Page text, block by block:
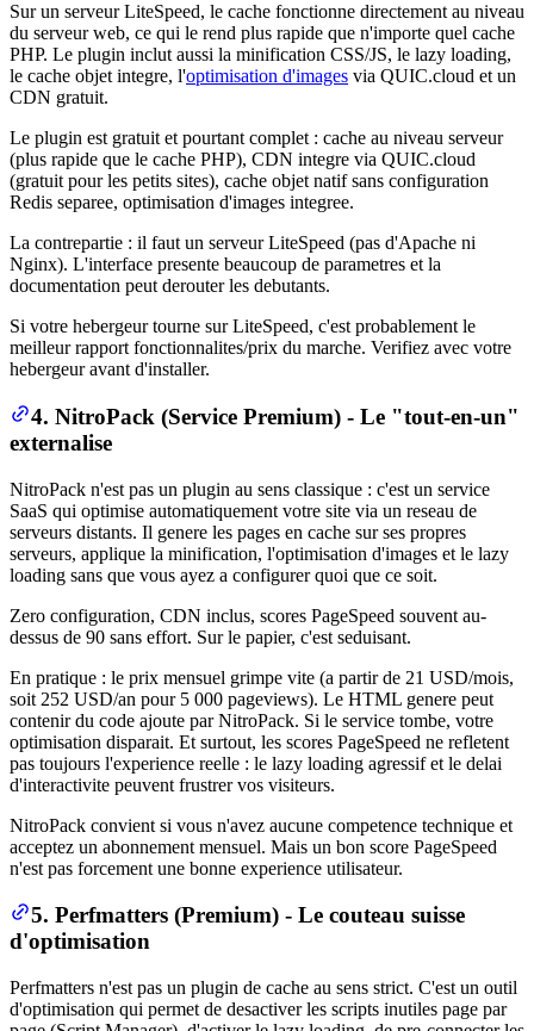
Sur un serveur LiteSpeed, le cache fonctionne directement au niveau
du serveur web, ce qui le rend plus rapide que n'importe quel cache
PHP. Le plugin inclut aussi la minification CSS/JS, le lazy loading,
le cache objet integre, l'optimisation d'images via QUIC.cloud et un
CDN gratuit.
Le plugin est gratuit et pourtant complet : cache au niveau serveur
(plus rapide que le cache PHP), CDN integre via QUIC.cloud
(gratuit pour les petits sites), cache objet natif sans configuration
Redis separee, optimisation d'images integree.
La contrepartie : il faut un serveur LiteSpeed (pas d'Apache ni
Nginx). L'interface presente beaucoup de parametres et la
documentation peut derouter les debutants.
Si votre hebergeur tourne sur LiteSpeed, c'est probablement le
meilleur rapport fonctionnalites/prix du marche. Verifiez avec votre
hebergeur avant d'installer.
4. NitroPack (Service Premium) - Le "tout-en-un"
externalise
NitroPack n'est pas un plugin au sens classique : c'est un service
SaaS qui optimise automatiquement votre site via un reseau de
serveurs distants. Il genere les pages en cache sur ses propres
serveurs, applique la minification, l'optimisation d'images et le lazy
loading sans que vous ayez a configurer quoi que ce soit.
Zero configuration, CDN inclus, scores PageSpeed souvent au-
dessus de 90 sans effort. Sur le papier, c'est seduisant.
En pratique : le prix mensuel grimpe vite (a partir de 21 USD/mois,
soit 252 USD/an pour 5 000 pageviews). Le HTML genere peut
contenir du code ajoute par NitroPack. Si le service tombe, votre
optimisation disparait. Et surtout, les scores PageSpeed ne refletent
pas toujours l'experience reelle : le lazy loading agressif et le delai
d'interactivite peuvent frustrer vos visiteurs.
NitroPack convient si vous n'avez aucune competence technique et
acceptez un abonnement mensuel. Mais un bon score PageSpeed
n'est pas forcement une bonne experience utilisateur.
5. Perfmatters (Premium) - Le couteau suisse
d'optimisation
Perfmatters n'est pas un plugin de cache au sens strict. C'est un outil
d'optimisation qui permet de desactiver les scripts inutiles page par